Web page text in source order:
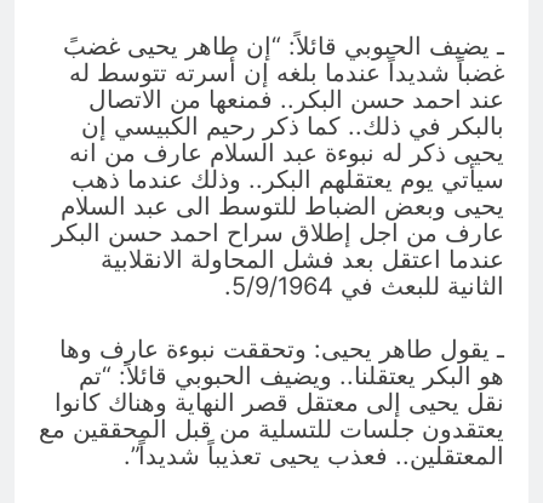
ـ يضيف الحبوبي قائلاً: “إن طاهر يحيى غضبً
غضباً شديداً عندما بلغه إن أسرته تتوسط له
عند احمد حسن البكر.. فمنعها من الاتصال
بالبكر في ذلك.. كما ذكر رحيم الكبيسي إن
يحيى ذكر له نبوءة عبد السلام عارف من انه
سيأتي يوم يعتقلهم البكر.. وذلك عندما ذهب
يحيى وبعض الضباط للتوسط الى عبد السلام
عارف من اجل إطلاق سراح احمد حسن البكر
عندما اعتقل بعد فشل المحاولة الانقلابية
الثانية للبعث في 5/9/1964.
ـ يقول طاهر يحيى: وتحققت نبوءة عارف وها
هو البكر يعتقلنا.. ويضيف الحبوبي قائلاً: “تم
نقل يحيى إلى معتقل قصر النهاية وهناك كانوا
يعتقدون جلسات للتسلية من قبل المحققين مع
المعتقلين.. فعذب يحيى تعذيباً شديداً”.